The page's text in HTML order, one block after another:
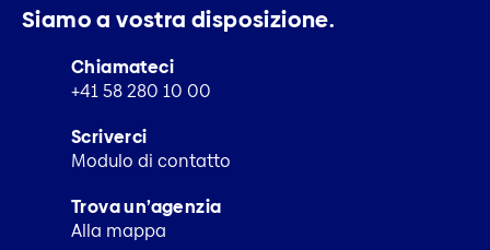
Siamo a vostra disposizione.
Chiamateci
+41 58 280 10 00
Scriverci
Modulo di contatto
Trova un’agenzia
Alla mappa